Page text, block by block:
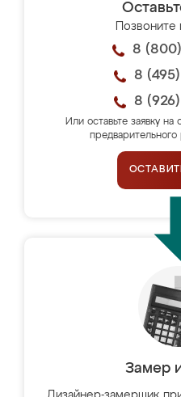
8
8
8
Или оставьте заявку на
предварительного
Замер